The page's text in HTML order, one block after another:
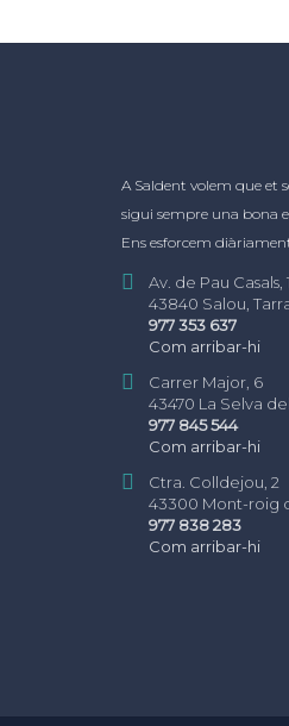
A Saldent volem que et
sigui sempre una bona
Ens esforcem
Av. de Pau Casals,
43840 Salou,
977 353 637
Com arribar-hi
Carrer Major, 6
43470 La Selva
977 845 544
Com arribar-hi
Ctra. Colldejou, 2
43300 Mont-roig
977 838 283
Com arribar-hi